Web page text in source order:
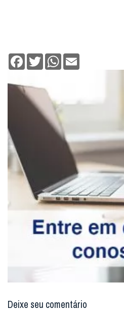
Deixe seu comentário
Digite seu email para verificar seu